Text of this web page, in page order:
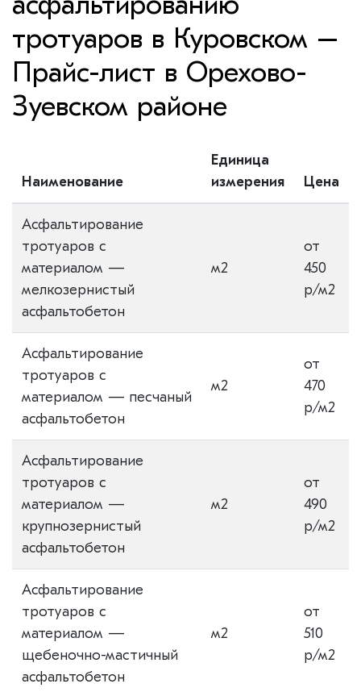
тротуаров в Куровском –
Прайс-лист в Орехово-
Зуевском районе
Наименование
Единица
измерения
Цена
Асфальтирование
тротуаров с
материалом —
мелкозернистый
асфальтобетон
м2
от
450
р/м2
Асфальтирование
тротуаров с
материалом — песчаный
асфальтобетон
м2
от
470
р/м2
Асфальтирование
тротуаров с
материалом —
крупнозернистый
асфальтобетон
м2
от
490
р/м2
Асфальтирование
тротуаров с
материалом —
щебеночно-мастичный
асфальтобетон
м2
от
510
р/м2